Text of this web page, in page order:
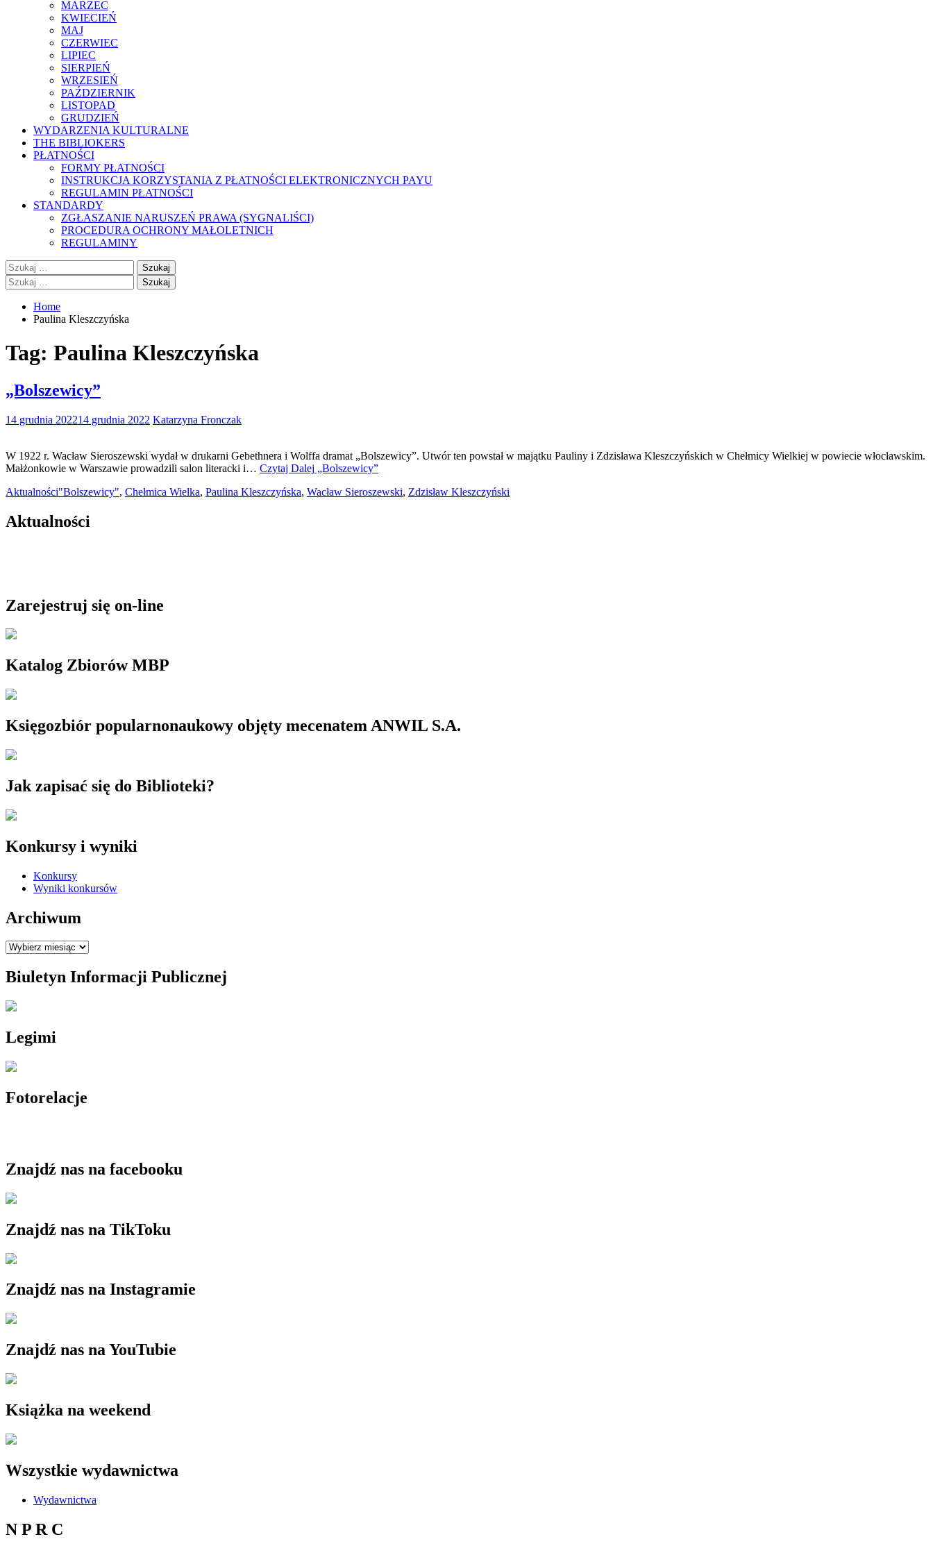
MARZEC
KWIECIEŃ
MAJ
CZERWIEC
LIPIEC
SIERPIEŃ
WRZESIEŃ
PAŹDZIERNIK
LISTOPAD
GRUDZIEŃ
WYDARZENIA KULTURALNE
THE BIBLIOKERS
PŁATNOŚCI
FORMY PŁATNOŚCI
INSTRUKCJA KORZYSTANIA Z PŁATNOŚCI ELEKTRONICZNYCH PAYU
REGULAMIN PŁATNOŚCI
STANDARDY
ZGŁASZANIE NARUSZEŃ PRAWA (SYGNALIŚCI)
PROCEDURA OCHRONY MAŁOLETNICH
REGULAMINY
Szukaj:
Szukaj:
Home
Paulina Kleszczyńska
Tag: Paulina Kleszczyńska
„Bolszewicy”
14 grudnia 202214 grudnia 2022 Katarzyna Fronczak
W 1922 r. Wacław Sieroszewski wydał w drukarni Gebethnera i Wolffa dramat „Bolszewicy”. Utwór ten powstał w majątku Pauliny i Zdzisława Kleszczyńskich w Chełmicy Wielkiej w powiecie włocławskim.
Małżonkowie w Warszawie prowadzili salon literacki i… Czytaj Dalej „Bolszewicy”
Aktualności"Bolszewicy", Chełmica Wielka, Paulina Kleszczyńska, Wacław Sieroszewski, Zdzisław Kleszczyński
Aktualności
Zarejestruj się on-line
Katalog Zbiorów MBP
Księgozbiór popularnonaukowy objęty mecenatem ANWIL S.A.
Jak zapisać się do Biblioteki?
Konkursy i wyniki
Konkursy
Wyniki konkursów
Archiwum
Archiwum
Biuletyn Informacji Publicznej
Legimi
Fotorelacje
Znajdź nas na facebooku
Znajdź nas na TikToku
Znajdź nas na Instagramie
Znajdź nas na YouTubie
Książka na weekend
Wszystkie wydawnictwa
Wydawnictwa
N P R C